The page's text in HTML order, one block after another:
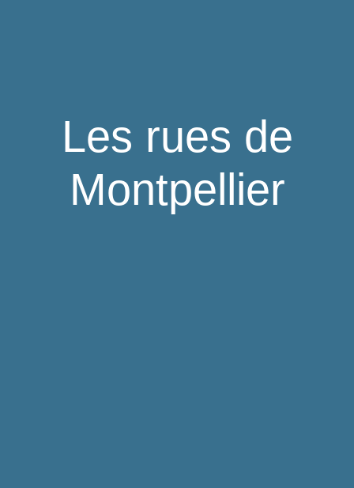
Les rues de
Montpellier